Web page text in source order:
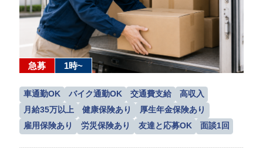
急募 1時~
車通勤OK バイク通勤OK 交通費支給
高収入
月給35万以上
健康保険あり
厚生年金保険あり
雇用保険あり
労災保険あり 友達と応募OK 面談1回